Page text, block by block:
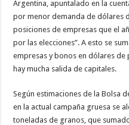
Argentina, apuntalado en la
por menor demanda de dólares
posiciones de empresas que el
por las elecciones”. A esto se
empresas y bonos en dólares de
hay mucha salida de capitales.
Según estimaciones de la Bolsa
en la actual campaña gruesa se
toneladas de granos, que